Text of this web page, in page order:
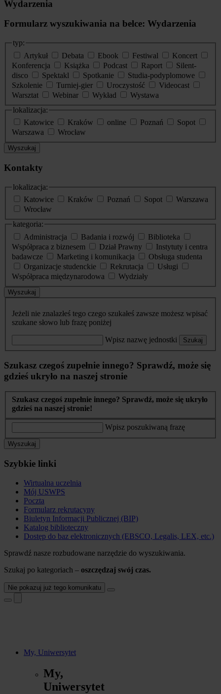
Wydarzenia
Formularz wyszukiwania na belce: Wydarzenia
typ:
Artykuł
Debata Ebook Festiwal
Koncert
Konferencja
Książka Podcast Raport
Silent-
disco
Spektakl Spotkanie
Studia-podyplomowe
Szkolenie
Turniej-gier Uroczystość
Videocast
Warsztat
Webinar Wykład
Wystawa
lokalizacja:
Katowice
Kraków online Poznań
Sopot
Warszawa
Wrocław
Wyszukaj
Kontakty
lokalizacja:
Katowice
Kraków Poznań Sopot
Warszawa
Wrocław
kategoria:
Administracja
Badania i rozwój
Biblioteka
Współpraca z biznesem
Dział Prawny
Instytuty i centra
badawcze
Marketing i komunikacja
Obsługa studenta
Organizacje studenckie
Rekrutacja
Usługi
Współpraca międzynarodowa
Wydziały
Wyszukaj
Jeżeli nie znalazłeś tego czego szukałeś zawsze możesz wpisać
szukane słowo lub frazę poniżej
Wpisz nazwę jednostki Szukaj
Szukasz czegoś zupełnie innego? Sprawdź, może się
gdzieś ukryło na naszej stronie
Szukasz czegoś zupełnie innego? Sprawdź, może się ukryło
gdzieś na naszej stronie!
Wpisz poszukiwaną frazę
Wyszukaj
Szybkie linki
Wirtualna uczelnia
Mój USWPS
Poczta
Formularz rekrutacyny
Biuletyn Informacji Publicznej (BIP)
Katalog biblioteczny
Dostęp do baz elektronicznych (EBSCO, Legalis, LEX, etc.)
Sprawdź nasze rozbudowane narzędzie do wyszukiwania.
Szukaj po kategoriach – oszczędzaj swój czas.
Nie pokazuj już tego komunikatu
My, Uniwersytet
My,
Uniwersytet